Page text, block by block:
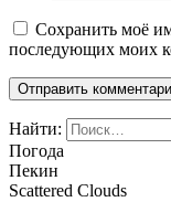
Сохранить моё
последующих моих
Найти:
Погода
Пекин
Scattered Clouds